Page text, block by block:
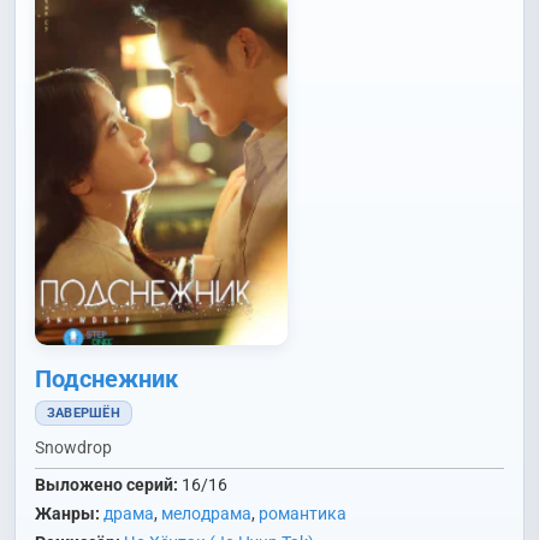
Подснежник
ЗАВЕРШЁН
Snowdrop
Выложено серий: 16/16
Жанры: драма, мелодрама, романтика